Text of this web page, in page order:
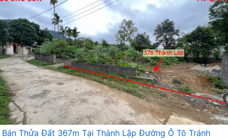
Bán Thửa Đất 367m Tại Thành Lập Đường Ô Tô Tránh